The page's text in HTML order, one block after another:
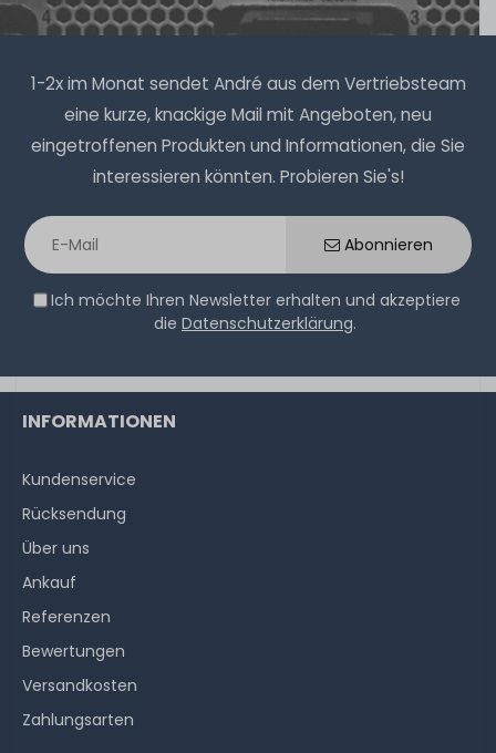
1-2x im Monat sendet André aus dem Vertriebsteam
eine kurze, knackige Mail mit Angeboten, neu
eingetroffenen Produkten und Informationen, die Sie
interessieren könnten. Probieren Sie's!
Abonnieren
Ich möchte Ihren Newsletter erhalten und akzeptiere
die Datenschutzerklärung.
INFORMATIONEN
Kundenservice
Rücksendung
Über uns
Ankauf
Referenzen
Bewertungen
Versandkosten
Zahlungsarten